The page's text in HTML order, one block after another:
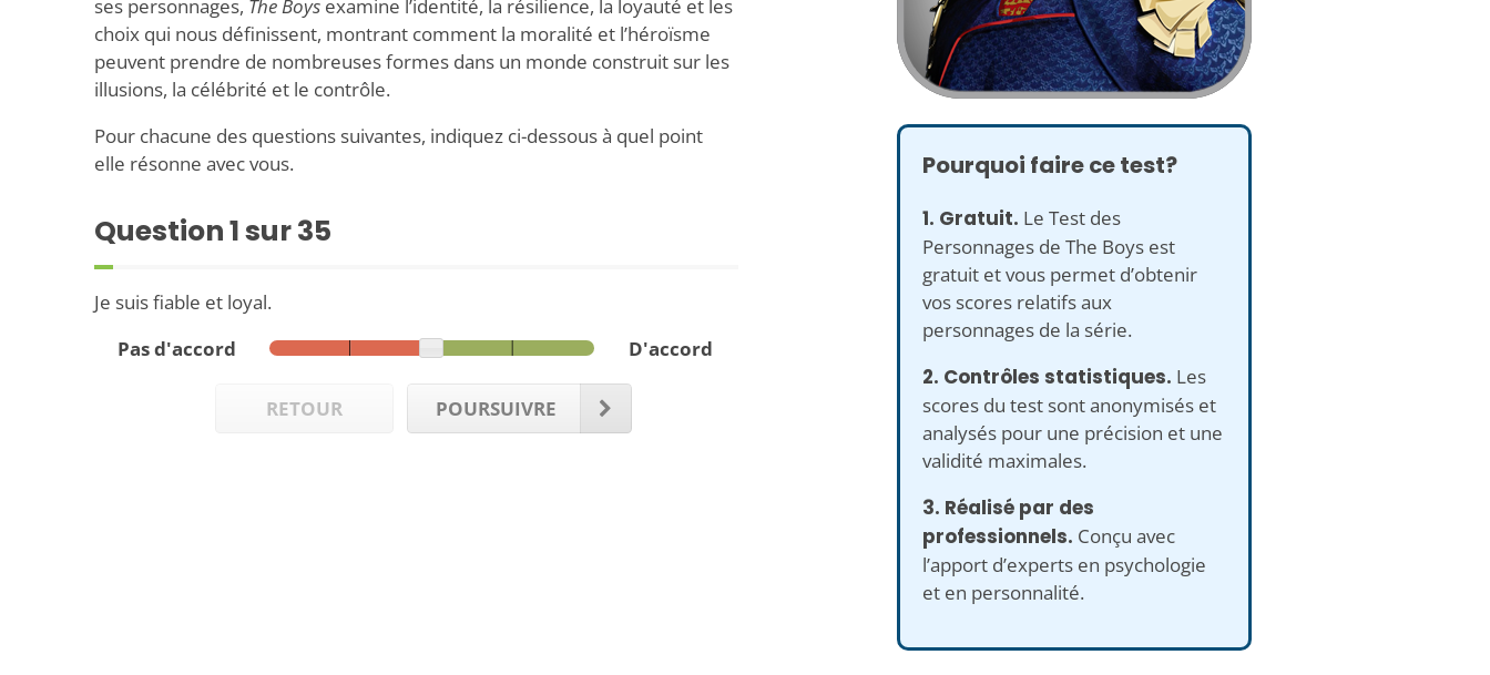
ses personnages, The Boys examine l’identité, la résilience, la loyauté et les
choix qui nous définissent, montrant comment la moralité et l’héroïsme
peuvent prendre de nombreuses formes dans un monde construit sur les
illusions, la célébrité et le contrôle.
Pour chacune des questions suivantes, indiquez ci-dessous à quel point
elle résonne avec vous.
Question1sur 35
Je suis fiable et loyal.
Pas d'accord
D'accord
RETOUR POURSUIVRE
Pourquoi faire ce test?
1. Gratuit. Le Test des
Personnages de The Boys est
gratuit et vous permet d’obtenir
vos scores relatifs aux
personnages de la série.
2. Contrôles statistiques. Les
scores du test sont anonymisés et
analysés pour une précision et une
validité maximales.
3. Réalisé par des
professionnels. Conçu avec
l’apport d’experts en psychologie
et en personnalité.